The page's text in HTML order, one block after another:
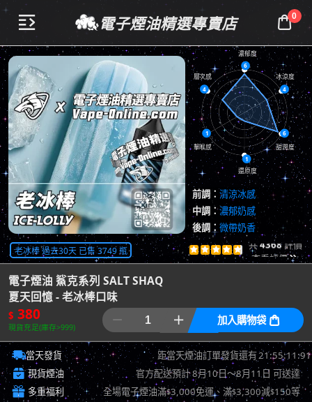
 電子煙油精選專賣店 0
6
4
6
1
1
4
濃郁度
冰涼度
甜潤度
還原度
擊喉感
層次感
前調： 清涼冰感
中調：濃郁奶感
後調： 微帶奶香
老冰棒 過去30天 已售 3749 瓶      共4368 評價
查看評價
電子煙油 鯊克系列 SALT SHAQ
夏天回憶 - 老冰棒口味
$ 380
現貨充足(庫存>999)
  加入購物袋 
當天發貨 距當天煙油訂單發貨還有21:55:11:12
 現貨煙油 官方配送預計8月10日～8月11日 可送達
 多重福利 全場電子煙油滿$3,000免運、滿$3,300減$150等